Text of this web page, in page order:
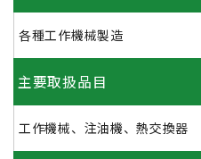
各種工作機械製造
主要取扱品目
工作機械、注油機、熱交換器